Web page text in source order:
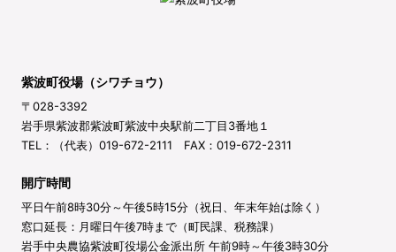
紫波町役場（シワチョウ）
〒028-3392
岩手県紫波郡紫波町紫波中央駅前二丁目3番地１
TEL：（代表）019-672-2111 FAX：019-672-2311
開庁時間
平日午前8時30分～午後5時15分（祝日、年末年始は除く）
窓口延長：月曜日午後7時まで（町民課、税務課）
岩手中央農協紫波町役場公金派出所 午前9時～午後3時30分